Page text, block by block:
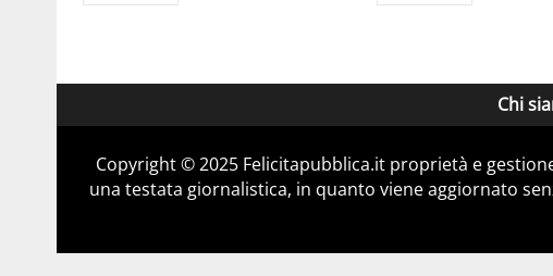
Chi
Copyright © 2025 Felicitapubblica.it proprietà e
una testata giornalistica, in quanto viene aggiornato